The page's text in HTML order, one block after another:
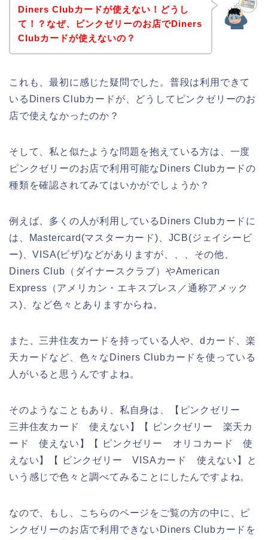
Diners Clubカードが使えない！どうし
て！？なぜ、ピンクゼリーのお店でDiners
Clubカードが使えないの？
これも、最初に感じた疑問でした。普段は利用できて
いるDiners Clubカードが、どうしてピンクゼリーのお
店で使えなかったのか？
そして、私と似たような問題を抱えている方は、一度
ピンクゼリーのお店で利用可能なDiners Clubカードの
種類を確認されてみてはいかがでしょうか？
例えば、多くの人が利用しているDiners Clubカードに
は、Mastercard(マスターカード)、JCB(ジェイシービ
ー)、VISA(ビザ)などがありますが、、、その他、
Diners Club（ダイナースクラブ）やAmerican
Express（アメリカン・エキスプレス／通称アメック
ス)、など色々とありますからね。
また、三井住友カードを持っている人や、dカード、楽
天カードなど、色々なDiners Clubカードを使っている
人がいると思うんですよね。
そのようなこともあり、私自身は、【ピンクゼリー
三井住友カード 使えない】【 ピンクゼリー 楽天カ
ード 使えない】【 ピンクゼリー オリコカード 使
えない】【 ピンクゼリー VISAカード 使えない】と
いう感じで色々と調べてみることにしたんですよね。
なので、もし、こちらのページをご覧の方の中に、ピ
ンクゼリーのお店で利用できないDiners Clubカードを